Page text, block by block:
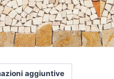
aggiuntive